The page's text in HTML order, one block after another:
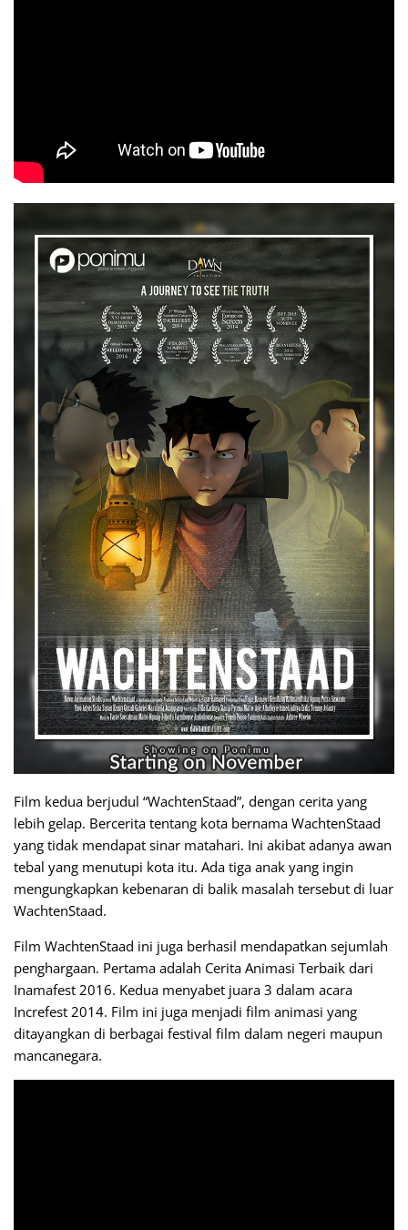
Film kedua berjudul “WachtenStaad”, dengan cerita yang
lebih gelap. Bercerita tentang kota bernama WachtenStaad
yang tidak mendapat sinar matahari. Ini akibat adanya awan
tebal yang menutupi kota itu. Ada tiga anak yang ingin
mengungkapkan kebenaran di balik masalah tersebut di luar
WachtenStaad.
Film WachtenStaad ini juga berhasil mendapatkan sejumlah
penghargaan. Pertama adalah Cerita Animasi Terbaik dari
Inamafest 2016. Kedua menyabet juara 3 dalam acara
Increfest 2014. Film ini juga menjadi film animasi yang
ditayangkan di berbagai festival film dalam negeri maupun
mancanegara.